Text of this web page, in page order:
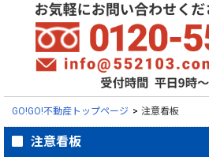
GO!GO!不動産トップページ > 注意看板
注意看板